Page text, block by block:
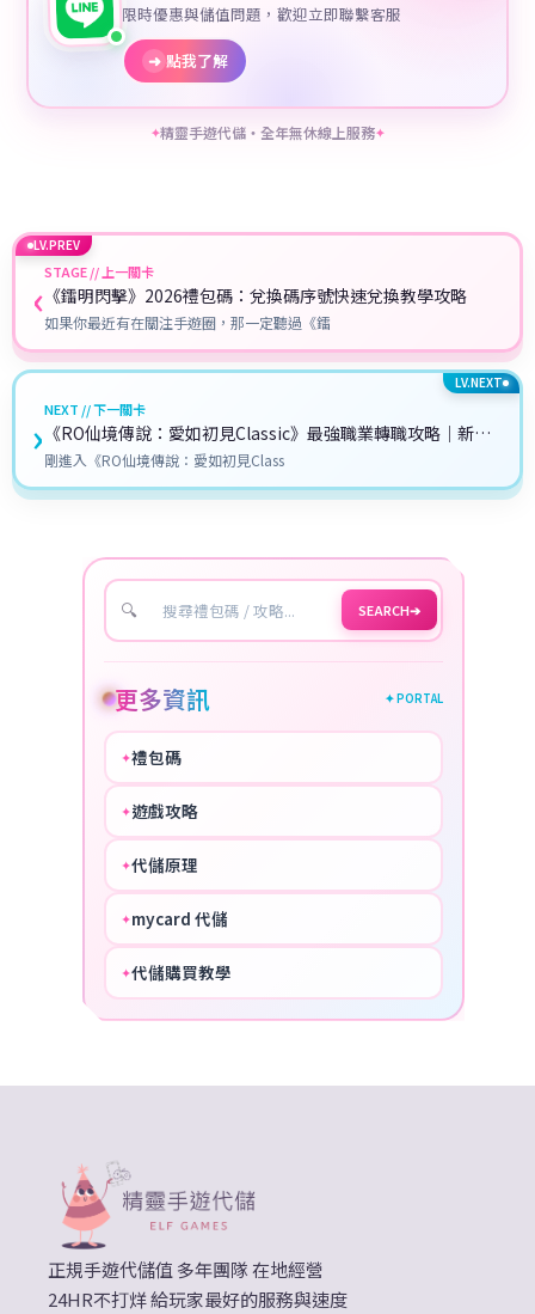
限時優惠與儲值問題，歡迎立即聯繫客服
➜ 點我了解
✦精靈手遊代儲・全年無休線上服務✦
LV.PREV
‹STAGE // 上一關卡
《鐳明閃擊》2026禮包碼：兌換碼序號快速兌換教學攻略
如果你最近有在關注手遊圈，那一定聽過《鐳
LV.NEXT
NEXT // 下一關卡
《RO仙境傳說：愛如初見Classic》最強職業轉職攻略｜新手
到老手都能看懂的完整指南！
剛進入《RO仙境傳說：愛如初見Class
›
🔍 SEARCH➔
更多資訊 ✦ PORTAL
✦禮包碼
✦遊戲攻略
✦代儲原理
✦mycard 代儲
✦代儲購買教學
正規手遊代儲值 多年團隊 在地經營
24HR不打烊 給玩家最好的服務與速度